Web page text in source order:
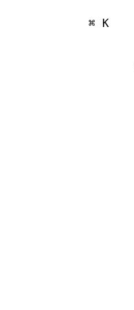
⌘ K